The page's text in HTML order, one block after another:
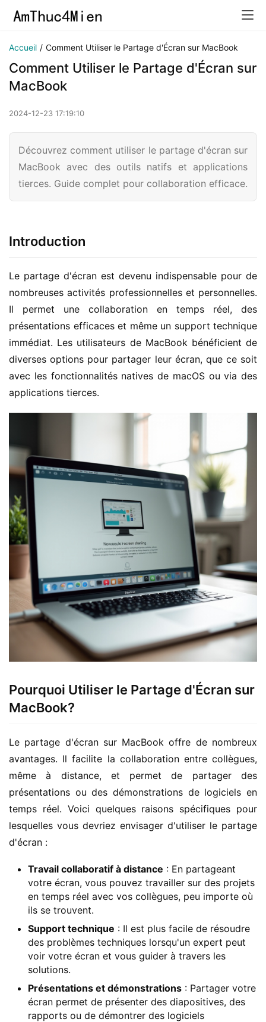
Accueil / Comment Utiliser le Partage d'Écran sur MacBook
Comment Utiliser le Partage d'Écran sur
MacBook
2024-12-23 17:19:10
Découvrez comment utiliser le partage d'écran sur
MacBook avec des outils natifs et applications
tierces. Guide complet pour collaboration efficace.
Introduction
Le partage d'écran est devenu indispensable pour de
nombreuses activités professionnelles et personnelles.
Il permet une collaboration en temps réel, des
présentations efficaces et même un support technique
immédiat. Les utilisateurs de MacBook bénéficient de
diverses options pour partager leur écran, que ce soit
avec les fonctionnalités natives de macOS ou via des
applications tierces.
Pourquoi Utiliser le Partage d'Écran sur
MacBook?
Le partage d'écran sur MacBook offre de nombreux
avantages. Il facilite la collaboration entre collègues,
même à distance, et permet de partager des
présentations ou des démonstrations de logiciels en
temps réel. Voici quelques raisons spécifiques pour
lesquelles vous devriez envisager d'utiliser le partage
d'écran :
Travail collaboratif à distance : En partageant
votre écran, vous pouvez travailler sur des projets
en temps réel avec vos collègues, peu importe où
ils se trouvent.
Support technique : Il est plus facile de résoudre
des problèmes techniques lorsqu'un expert peut
voir votre écran et vous guider à travers les
solutions.
Présentations et démonstrations : Partager votre
écran permet de présenter des diapositives, des
rapports ou de démontrer des logiciels